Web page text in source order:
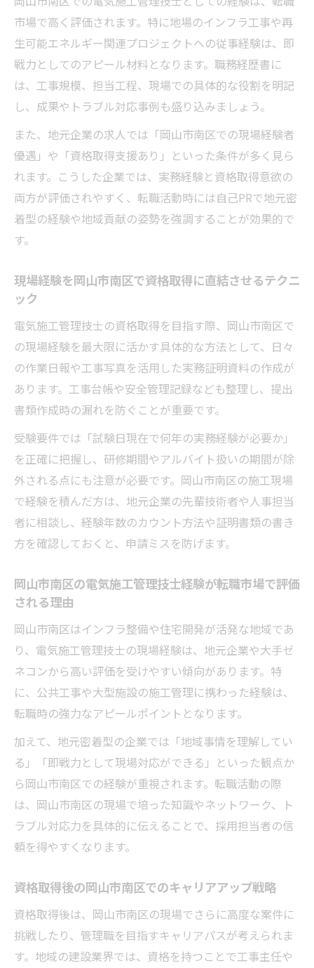
市場で高く評価されます。特に地場のインフラ工事や再
生可能エネルギー関連プロジェクトへの従事経験は、即
戦力としてのアピール材料となります。職務経歴書に
は、工事規模、担当工程、現場での具体的な役割を明記
し、成果やトラブル対応事例も盛り込みましょう。
また、地元企業の求人では「岡山市南区での現場経験者
優遇」や「資格取得支援あり」といった条件が多く見ら
れます。こうした企業では、実務経験と資格取得意欲の
両方が評価されやすく、転職活動時には自己PRで地元密
着型の経験や地域貢献の姿勢を強調することが効果的で
す。
現場経験を岡山市南区で資格取得に直結させるテクニ
ック
電気施工管理技士の資格取得を目指す際、岡山市南区で
の現場経験を最大限に活かす具体的な方法として、日々
の作業日報や工事写真を活用した実務証明資料の作成が
あります。工事台帳や安全管理記録なども整理し、提出
書類作成時の漏れを防ぐことが重要です。
受験要件では「試験日現在で何年の実務経験が必要か」
を正確に把握し、研修期間やアルバイト扱いの期間が除
外される点にも注意が必要です。岡山市南区の施工現場
で経験を積んだ方は、地元企業の先輩技術者や人事担当
者に相談し、経験年数のカウント方法や証明書類の書き
方を確認しておくと、申請ミスを防げます。
岡山市南区の電気施工管理技士経験が転職市場で評価
される理由
岡山市南区はインフラ整備や住宅開発が活発な地域であ
り、電気施工管理技士の現場経験は、地元企業や大手ゼ
ネコンから高い評価を受けやすい傾向があります。特
に、公共工事や大型施設の施工管理に携わった経験は、
転職時の強力なアピールポイントとなります。
加えて、地元密着型の企業では「地域事情を理解してい
る」「即戦力として現場対応ができる」といった観点か
ら岡山市南区での経験が重視されます。転職活動の際
は、岡山市南区の現場で培った知識やネットワーク、ト
ラブル対応力を具体的に伝えることで、採用担当者の信
頼を得やすくなります。
資格取得後の岡山市南区でのキャリアアップ戦略
資格取得後は、岡山市南区の現場でさらに高度な案件に
挑戦したり、管理職を目指すキャリアパスが考えられま
す。地域の建設業界では、資格を持つことで工事主任や